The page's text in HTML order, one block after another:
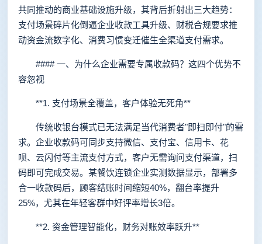
共同推动的商业基础设施升级，其背后折射出三大趋势：
支付场景碎片化倒逼企业收款工具升级、财税合规要求推
动资金流数字化、消费习惯变迁催生全渠道支付需求。
#### 一、为什么企业需要专属收款码？这四个优势不
容忽视
**1. 支付场景全覆盖，客户体验无死角**
传统收银台模式已无法满足当代消费者"即扫即付"的需
求。企业收款码可同步支持微信、支付宝、信用卡、花
呗、云闪付等主流支付方式，客户无需询问支付渠道，扫
码即可完成交易。某餐饮连锁企业实测数据显示，部署多
合一收款码后，顾客结账时间缩短40%，翻台率提升
25%，尤其在年轻客群中好评率增长3倍。
**2. 资金管理智能化，财务对账效率跃升**